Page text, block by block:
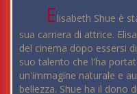
Elisabeth Shue è
sua carriera di attrice.
del cinema dopo essersi
suo talento che l'ha
un'immagine naturale e
bellezza. Shue ha il dono